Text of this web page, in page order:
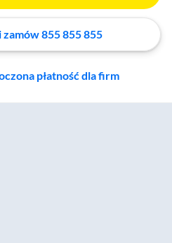
855 855 855
płatność dla firm